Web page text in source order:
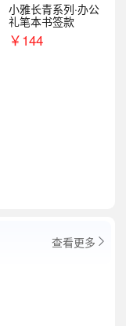
小雅长青系列·办公
礼笔本书签款
￥144
查看更多 